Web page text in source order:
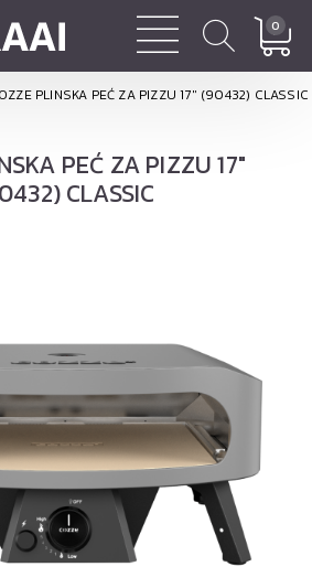
0
PLINSKA PEĆ ZA PIZZU 17" (90432) CLASSIC
PEĆ ZA PIZZU 17"
CLASSIC